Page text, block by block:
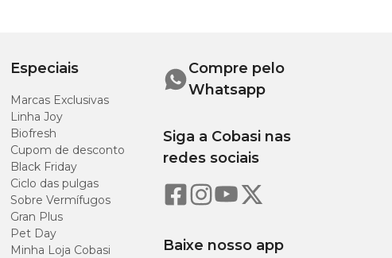
Especiais
Marcas Exclusivas
Linha Joy
Biofresh
Cupom de desconto
Black Friday
Ciclo das pulgas
Sobre Vermífugos
Gran Plus
Pet Day
Minha Loja Cobasi
Compre pelo
Whatsapp
Siga a Cobasi nas
redes sociais
Baixe nosso app